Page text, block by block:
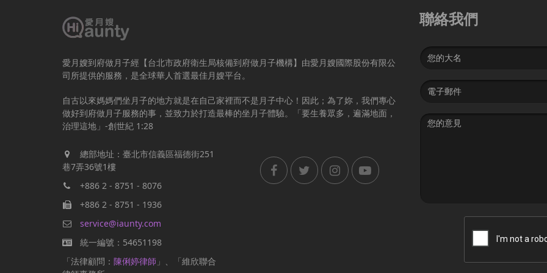
愛月嫂到府做月子經【台北市政府衛生局核備到府做月子機構】由愛月嫂國際股份有限公
司所提供的服務，是全球華人首選最佳月嫂平台。
自古以來媽媽們坐月子的地方就是在自己家裡而不是月子中心！因此；為了妳，我們專心
做好到府做月子服務的事，並致力於打造最棒的坐月子體驗。「要生養眾多，遍滿地面，
治理這地」-創世紀 1:28
總部地址：臺北市信義區福德街251
巷7弄36號1樓
+886 2 - 8751 - 8076
+886 2 - 8751 - 1936
service@iaunty.com
統一編號：54651198
「法律顧問： 陳俐婷律師 」、「維欣聯合
聯絡我們
Name
Email
address
Message